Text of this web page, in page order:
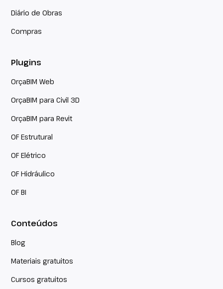
Diário de Obras
Compras
Plugins
OrçaBIM Web
OrçaBIM para Civil 3D
OrçaBIM para Revit
OF Estrutural
OF Elétrico
OF Hidráulico
OF BI
Conteúdos
Blog
Materiais gratuitos
Cursos gratuitos